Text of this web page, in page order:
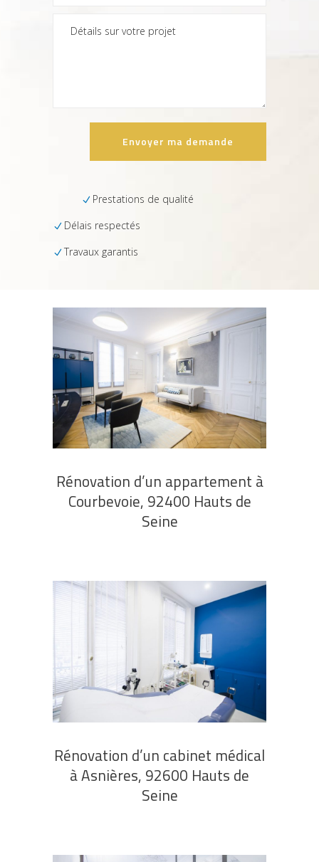
Prestations de qualité
Délais respectés
Travaux garantis
Rénovation d’un appartement à
Courbevoie, 92400 Hauts de
Seine
Rénovation d’un cabinet médical
à Asnières, 92600 Hauts de
Seine